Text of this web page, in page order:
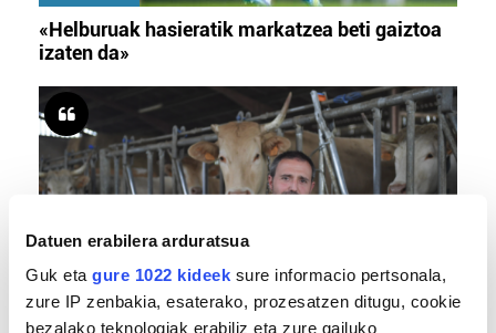
Datuen erabilera arduratsua
Guk eta gure 1022 kideek sure informacio pertsonala,
zure IP zenbakia, esaterako, prozesatzen ditugu, cookie
bezalako teknologiak erabiliz eta zure gailuko
«Helburuak hasieratik markatzea beti gaiztoa
izaten da»
BERO BOLADA